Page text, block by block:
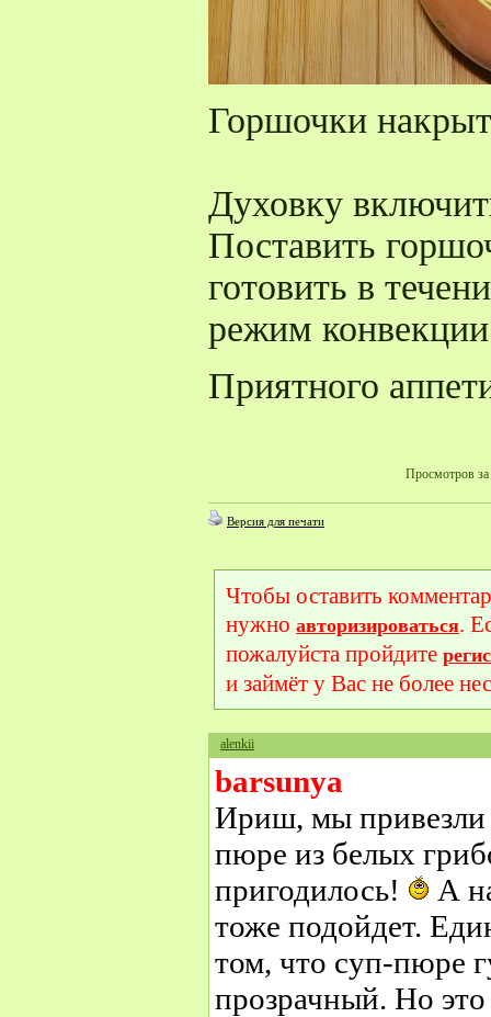
Горшочки
Духовку
Поставить
готовить в
режим
Приятного
Просмотров за
Версия для печати
Чтобы оставить
нужно авторизироваться.
пожалуйста пройдите
и займёт у Вас не более
alenkii
barsunya
Ириш, мы привезли
пюре из белых
пригодилось!
А
тоже подойдет.
том, что суп-пюре
прозрачный. Но